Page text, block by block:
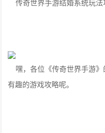
传奇世界手游结婚系统玩
嘿，各位《传奇世界手游
有趣的游戏攻略呢。